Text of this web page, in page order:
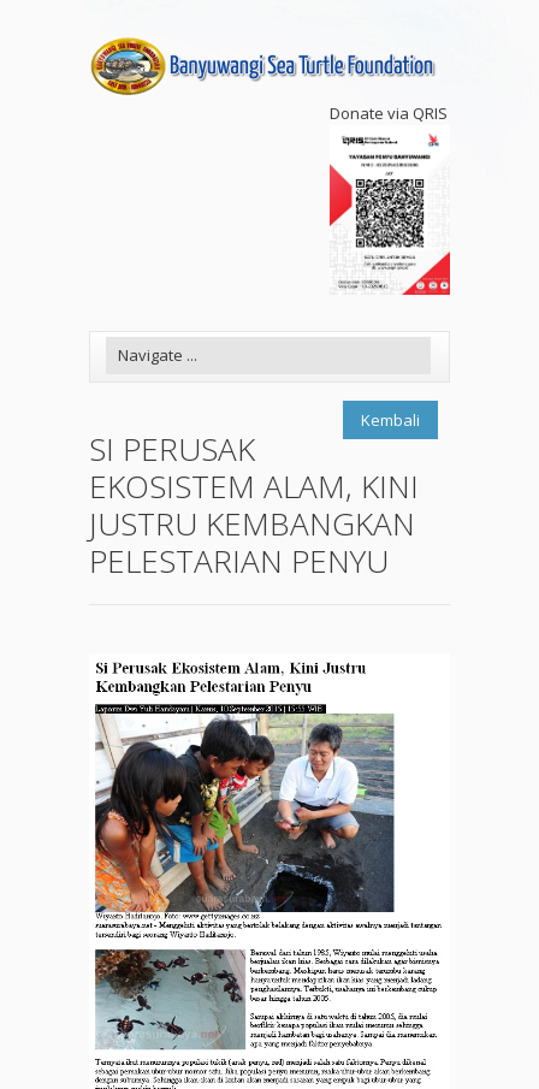
Donate via QRIS
Kembali
SI PERUSAK
EKOSISTEM ALAM, KINI
JUSTRU KEMBANGKAN
PELESTARIAN PENYU